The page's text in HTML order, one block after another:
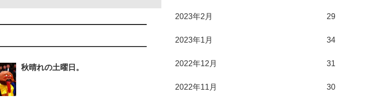
秋晴れの土曜日。
2023年2月 29
2023年1月 34
2022年12月 31
2022年11月 30